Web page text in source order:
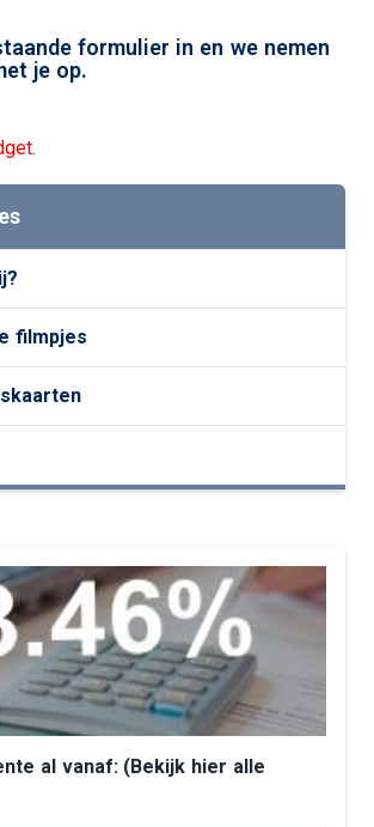
formulier in en we nemen
je op.
filmpjes
al vanaf: (Bekijk hier alle